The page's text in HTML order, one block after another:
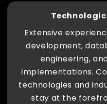
Extensive
development,
engineering,
implementations.
technologies and
stay at the